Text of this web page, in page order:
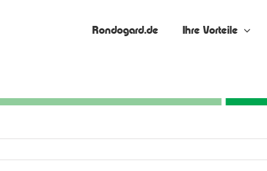
Rondogard.de Ihre Vorteile